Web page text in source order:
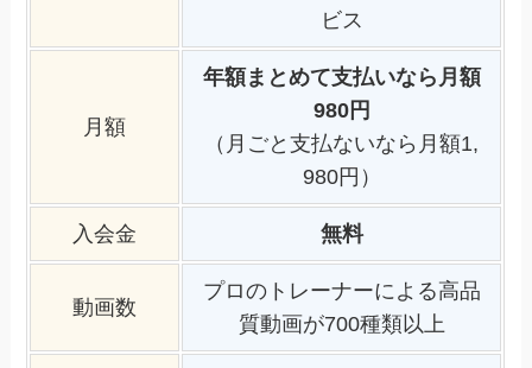
ビス
月額
年額まとめて支払いなら月額
980円
（月ごと支払ないなら月額1,
980円）
入会金 無料
動画数
プロのトレーナーによる高品
質動画が700種類以上